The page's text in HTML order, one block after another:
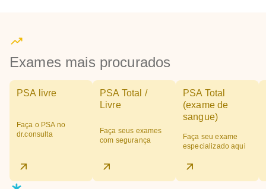
Exames mais procurados
PSA livre
Faça o PSA no
dr.consulta
PSA Total /
Livre
Faça seus exames
com segurança
PSA Total
(exame de
sangue)
Faça seu exame
especializado aqui